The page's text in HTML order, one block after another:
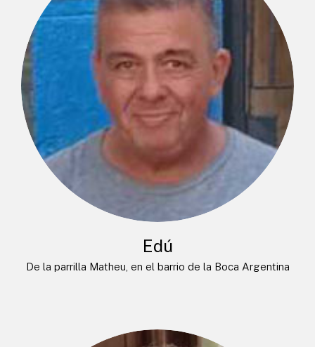
Edú
De la parrilla Matheu, en el barrio de la Boca Argentina